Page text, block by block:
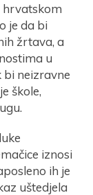
hrvatskom
je da bi
žrtava, a
u
bi neizravne
škole,
iznosi
ih je
uštedjela